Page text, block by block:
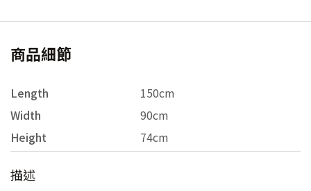
商品細節
Length
150cm
Width
90cm
Height
74cm
描述